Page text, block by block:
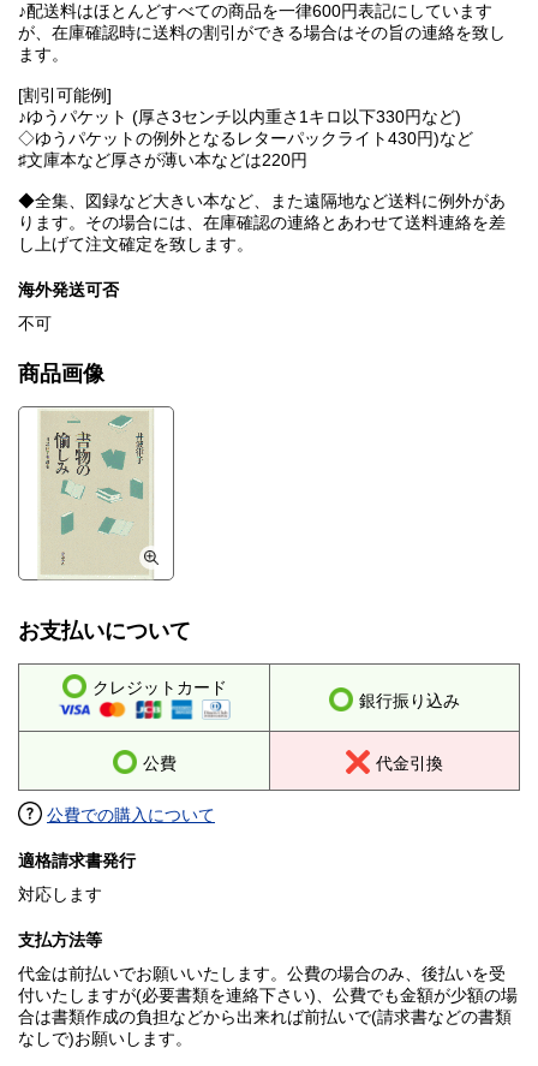
♪配送料はほとんどすべての商品を一律600円表記にしています
が、在庫確認時に送料の割引ができる場合はその旨の連絡を致し
ます。
[割引可能例]
♪ゆうパケット (厚さ3センチ以内重さ1キロ以下330円など)
◇ゆうパケットの例外となるレターパックライト430円)など
♯文庫本など厚さが薄い本などは220円
◆全集、図録など大きい本など、また遠隔地など送料に例外があ
ります。その場合には、在庫確認の連絡とあわせて送料連絡を差
し上げて注文確定を致します。
海外発送可否
不可
商品画像
お支払いについて
クレジットカード
銀行振り込み
公費 代金引換
公費での購入について
適格請求書発行
対応します
支払方法等
代金は前払いでお願いいたします。公費の場合のみ、後払いを受
付いたしますが(必要書類を連絡下さい)、公費でも金額が少額の場
合は書類作成の負担などから出来れば前払いで(請求書などの書類
なしで)お願いします。